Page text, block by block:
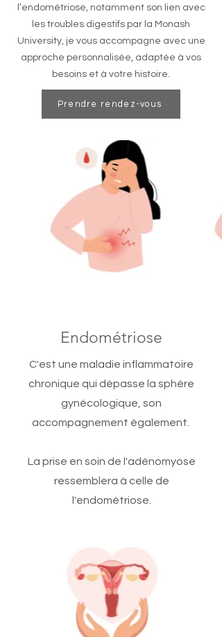
l’endométriose, notamment son lien avec
les troubles digestifs par la Monash
University, je vous accompagne avec une
approche personnalisée, adaptée à vos
besoins et à votre histoire.
Prendre rendez-vous
Endométriose
C'est une maladie inflammatoire
chronique qui dépasse la sphère
gynécologique, son
accompagnement également.
La prise en soin de l'adénomyose
ressemblera à celle de
l'endométriose.